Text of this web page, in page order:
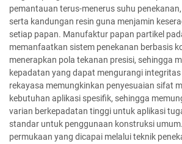
pemantauan terus-menerus suhu
serta kandungan resin guna menjamin
setiap papan. Manufaktur papan partikel
memanfaatkan sistem penekanan berbasis
menerapkan pola tekanan presisi, sehingga
kepadatan yang dapat mengurangi
rekayasa memungkinkan penyesuaian sifat
kebutuhan aplikasi spesifik, sehingga
varian berkepadatan tinggi untuk aplikasi
standar untuk penggunaan konstruksi
permukaan yang dicapai melalui teknik